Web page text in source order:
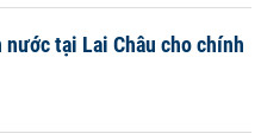
tại Lai Châu cho chính